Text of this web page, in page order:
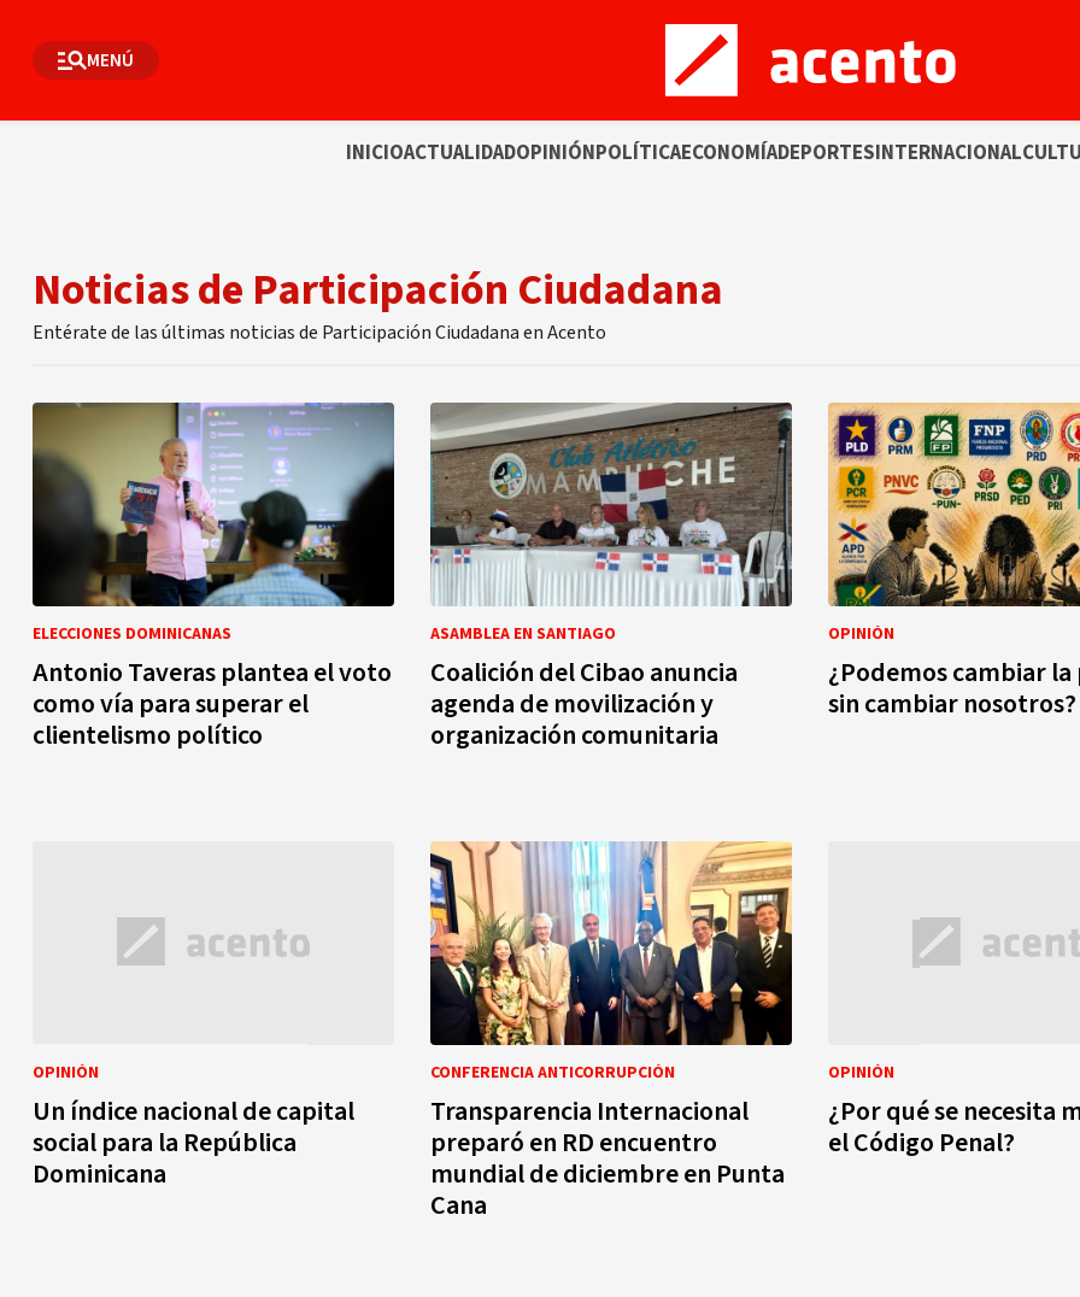
MENÚ
INICIOACTUALIDADOPINIÓNPOLÍTICAECONOMÍADEPORTESINTERNACIONAL
Noticias de Participación Ciudadana
Entérate de las últimas noticias de Participación Ciudadana en Acento
ELECCIONES DOMINICANAS
Antonio Taveras plantea el voto
como vía para superar el
clientelismo político
ASAMBLEA EN SANTIAGO
Coalición del Cibao anuncia
agenda de movilización y
organización comunitaria
OPINIÓN
¿Podemos cambiar
sin cambiar nosotros?
OPINIÓN
Un índice nacional de capital
social para la República
Dominicana
CONFERENCIA ANTICORRUPCIÓN
Transparencia Internacional
preparó en RD encuentro
mundial de diciembre en Punta
Cana
OPINIÓN
¿Por qué se necesita
el Código Penal?